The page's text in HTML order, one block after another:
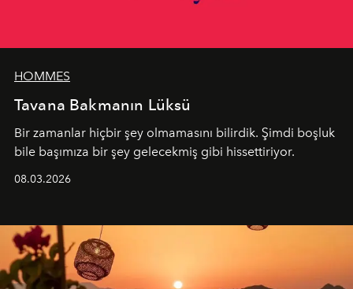
HOMMES
Tavana Bakmanın Lüksü
Bir zamanlar hiçbir şey olmamasını bilirdik. Şimdi boşluk
bile başımıza bir şey gelecekmiş gibi hissettiriyor.
08.03.2026